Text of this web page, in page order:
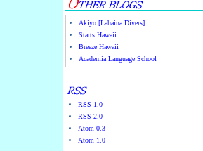
Akiyo [Lahaina Divers]
Starts Hawaii
Breeze Hawaii
Academia Language School
RSS 1.0
RSS 2.0
Atom 0.3
Atom 1.0